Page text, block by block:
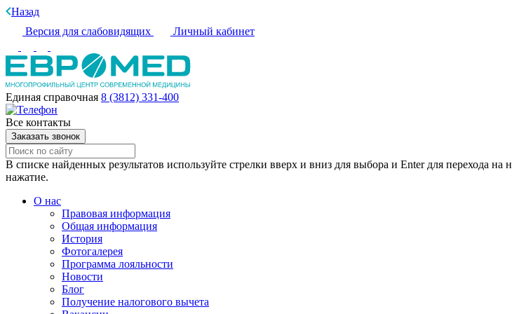
Назад
Версия для слабовидящих
Личный кабинет
Единая справочная 8 (3812) 331-400
Все контакты
Заказать звонок
В списке найденных результатов используйте стрелки вверх и вниз для выбора и Enter для перехода
нажатие.
О нас
Правовая информация
Общая информация
История
Фотогалерея
Программа лояльности
Новости
Блог
Получение налогового вычета